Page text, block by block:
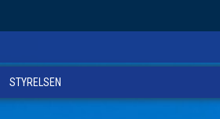
STYRELSEN